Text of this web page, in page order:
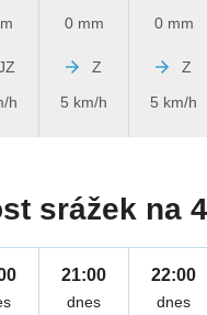
h
0 mm
Z
5 km/h
0 mm
Z
5 km/h
srážek na
21:00
dnes
22:00
dnes